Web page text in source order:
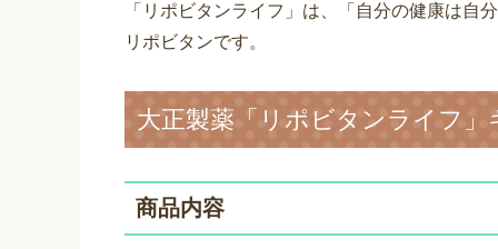
「リポビタンライフ」は、「自分の健康は自
リポビタンです。
大正製薬「リポビタンライフ
商品内容